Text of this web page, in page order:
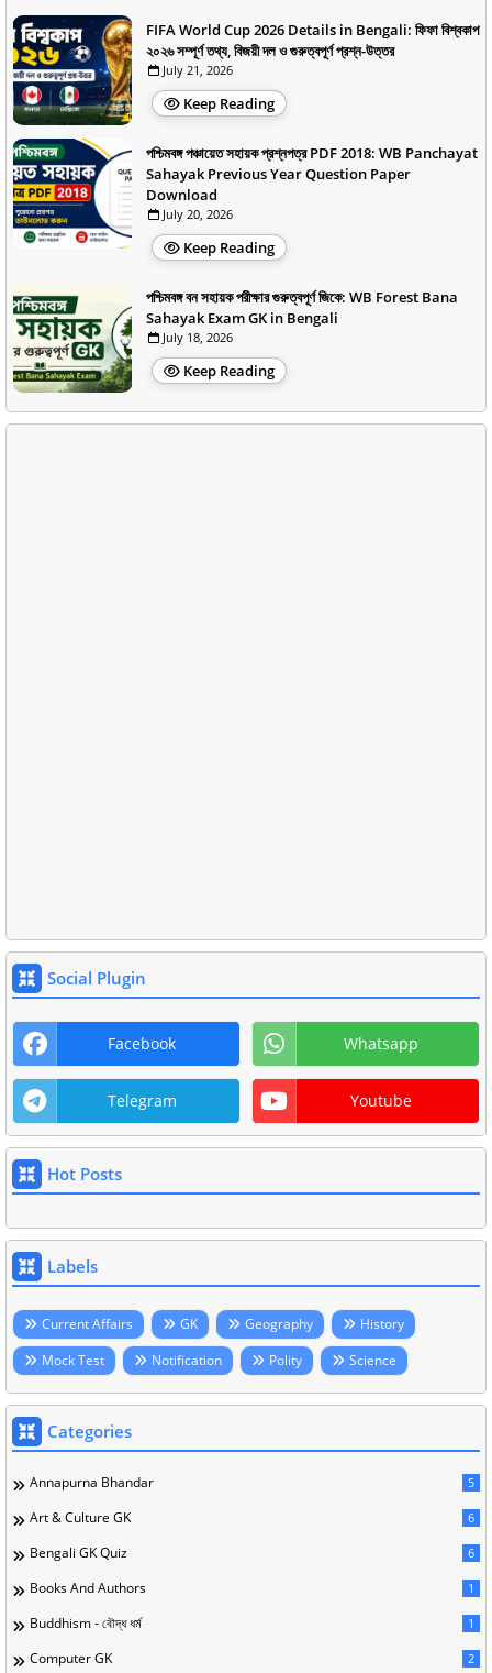
FIFA World Cup 2026 Details in Bengali: ফিফা বিশ্বকাপ
২০২৬ সম্পূর্ণ তথ্য, বিজয়ী দল ও গুরুত্বপূর্ণ প্রশ্ন-উত্তর
July 21, 2026
Keep Reading
পশ্চিমবঙ্গ পঞ্চায়েত সহায়ক প্রশ্নপত্র PDF 2018: WB Panchayat
Sahayak Previous Year Question Paper
Download
July 20, 2026
Keep Reading
পশ্চিমবঙ্গ বন সহায়ক পরীক্ষার গুরুত্বপূর্ণ জিকে: WB Forest Bana
Sahayak Exam GK in Bengali
July 18, 2026
Keep Reading
Social Plugin
Facebook Whatsapp
Telegram Youtube
Hot Posts
Labels
Current Affairs GK Geography
History
Mock Test
Notification Polity Science
Categories
Annapurna Bhandar 5
Art & Culture GK 6
Bengali GK Quiz 6
Books And Authors 1
Buddhism - বৌদ্ধ ধর্ম 1
Computer GK 2